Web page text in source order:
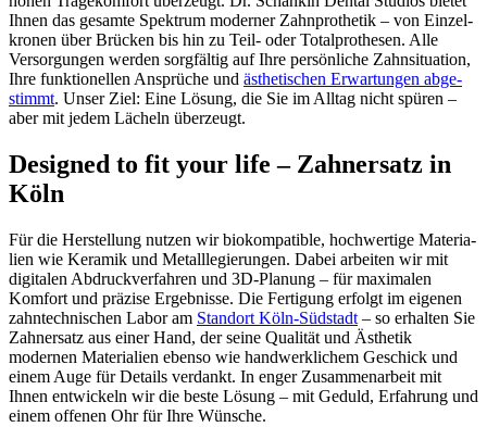
Ihnen das gesamte Spek­trum moderner Zahn­pro­thetik – von Einzel­
kronen über Brücken bis hin zu Teil- oder Total­pro­thesen. Alle
Versor­gungen werden sorg­fältig auf Ihre persön­liche Zahn­si­tua­tion,
Ihre funk­tio­nellen Ansprüche und ästhe­ti­schen Erwar­tungen abge­
stimmt. Unser Ziel: Eine Lösung, die Sie im Alltag nicht spüren –
aber mit jedem Lächeln über­zeugt.
Desi­gned to fit your life – Zahn­ersatz in
Köln
Für die Herstel­lung nutzen wir biokom­pa­tible, hoch­wer­tige Mate­ria­
lien wie Keramik und Metall­le­gie­rungen. Dabei arbeiten wir mit
digi­talen Abdruck­ver­fahren und 3D-Planung – für maxi­malen
Komfort und präzise Ergeb­nisse. Die Ferti­gung erfolgt im eigenen
zahn­tech­ni­schen Labor am Standort Köln-Südstadt – so erhalten Sie
Zahn­ersatz aus einer Hand, der seine Qualität und Ästhetik
modernen Mate­ria­lien ebenso wie hand­werk­li­chem Geschick und
einem Auge für Details verdankt. In enger Zusam­men­ar­beit mit
Ihnen entwi­ckeln wir die beste Lösung – mit Geduld, Erfah­rung und
einem offenen Ohr für Ihre Wünsche.